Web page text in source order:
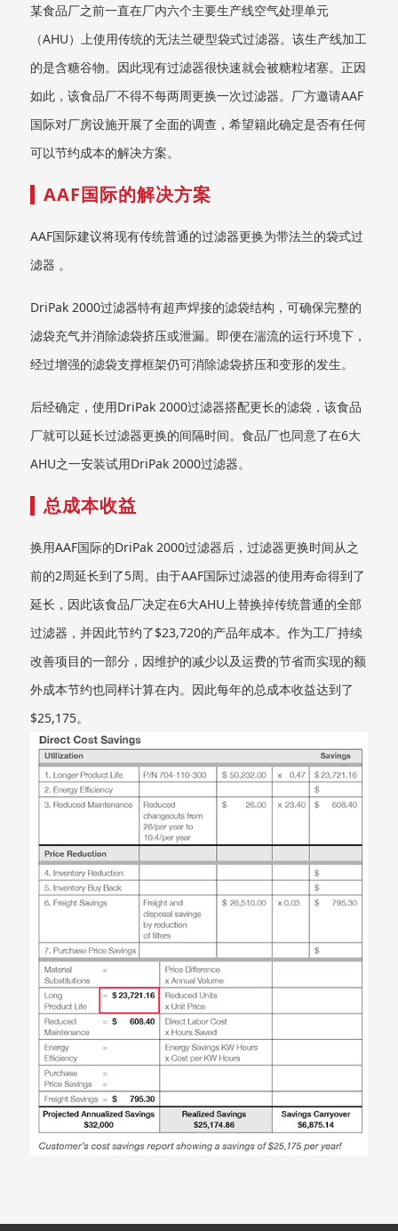
某食品厂之前一直在厂内六个主要生产线空气处理单元
（AHU）上使用传统的无法兰硬型袋式过滤器。该生产线加工
的是含糖谷物。因此现有过滤器很快速就会被糖粒堵塞。正因
如此，该食品厂不得不每两周更换一次过滤器。厂方邀请AAF
国际对厂房设施开展了全面的调查，希望籍此确定是否有任何
可以节约成本的解决方案。
AAF国际的解决方案
AAF国际建议将现有传统普通的过滤器更换为带法兰的袋式过
滤器 。
DriPak 2000过滤器特有超声焊接的滤袋结构，可确保完整的
滤袋充气并消除滤袋挤压或泄漏。即便在湍流的运行环境下，
经过增强的滤袋支撑框架仍可消除滤袋挤压和变形的发生。
后经确定，使用DriPak 2000过滤器搭配更长的滤袋，该食品
厂就可以延长过滤器更换的间隔时间。食品厂也同意了在6大
AHU之一安装试用DriPak 2000过滤器。
总成本收益
换用AAF国际的DriPak 2000过滤器后，过滤器更换时间从之
前的2周延长到了5周。由于AAF国际过滤器的使用寿命得到了
延长，因此该食品厂决定在6大AHU上替换掉传统普通的全部
过滤器，并因此节约了$23,720的产品年成本。作为工厂持续
改善项目的一部分，因维护的减少以及运费的节省而实现的额
外成本节约也同样计算在内。因此每年的总成本收益达到了
$25,175。